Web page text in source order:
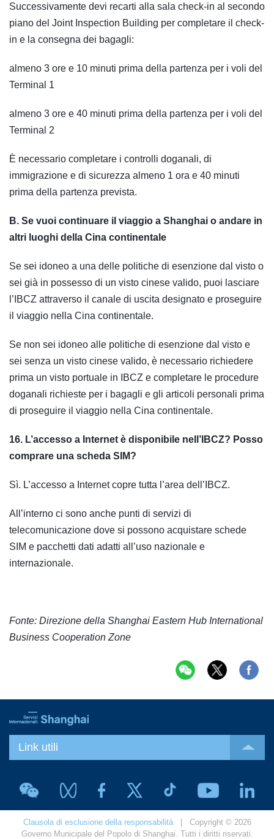
Successivamente devi recarti alla sala check-in al secondo
piano del Joint Inspection Building per completare il check-
in e la consegna dei bagagli:
almeno 3 ore e 10 minuti prima della partenza per i voli del
Terminal 1
almeno 3 ore e 40 minuti prima della partenza per i voli del
Terminal 2
È necessario completare i controlli doganali, di
immigrazione e di sicurezza almeno 1 ora e 40 minuti
prima della partenza prevista.
B. Se vuoi continuare il viaggio a Shanghai o andare in
altri luoghi della Cina continentale
Se sei idoneo a una delle politiche di esenzione dal visto o
sei già in possesso di un visto cinese valido, puoi lasciare
l’IBCZ attraverso il canale di uscita designato e proseguire
il viaggio nella Cina continentale.
Se non sei idoneo alle politiche di esenzione dal visto e
sei senza un visto cinese valido, è necessario richiedere
prima un visto portuale in IBCZ e completare le procedure
doganali richieste per i bagagli e gli articoli personali prima
di proseguire il viaggio nella Cina continentale.
16. L’accesso a Internet è disponibile nell’IBCZ? Posso
comprare una scheda SIM?
Sì. L’accesso a Internet copre tutta l’area dell’IBCZ.
All’interno ci sono anche punti di servizi di
telecomunicazione dove si possono acquistare schede
SIM e pacchetti dati adatti all’uso nazionale e
internazionale.
Fonte: Direzione della Shanghai Eastern Hub International
Business Cooperation Zone
Link utili
Clausola di esclusione della responsabilità| Copyright © 2026
Governo Municipale del Popolo di Shanghai. Tutti i diritti riservati.